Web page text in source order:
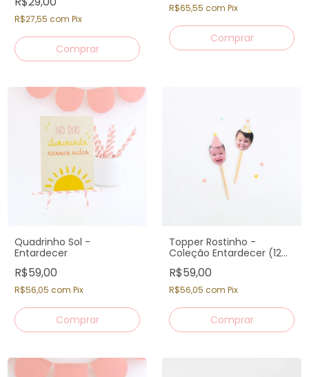
R$27,55 com Pix
R$65,55 com Pix
Quadrinho Sol -
Entardecer
R$59,00
R$56,05 com Pix
Topper Rostinho -
Coleção Entardecer (12
un)
R$59,00
R$56,05 com Pix